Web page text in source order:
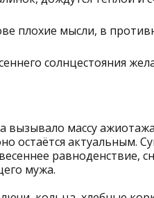
плохие мысли, в
солнцестояния
вызывало массу
остаётся актуальным.
равноденствие,
мужа.